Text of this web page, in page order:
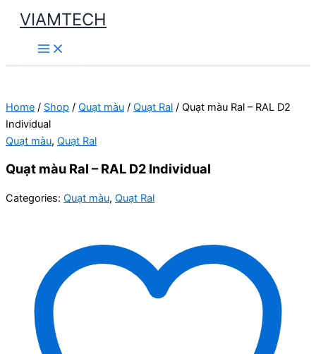
Skip
content
VIAMTECH
Main
Menu
Home / Shop / Quạt màu / Quạt Ral / Quạt màu Ral – RAL D2
Individual
Quạt màu, Quạt Ral
Quạt màu Ral – RAL D2 Individual
Categories: Quạt màu, Quạt Ral